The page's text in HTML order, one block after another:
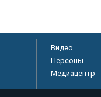
Видео
Персоны
Медиацентр